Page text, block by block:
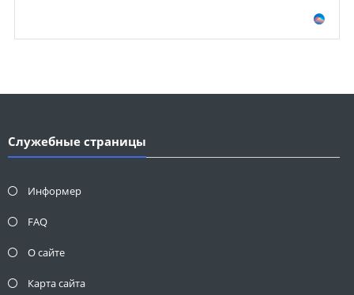
Служебные страницы
Информер
FAQ
О сайте
Карта сайта